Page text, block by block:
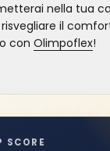
nella tua
il
con Olimpoflex!
SCORE